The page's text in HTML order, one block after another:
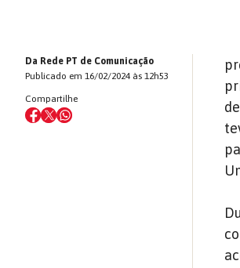
Da Rede PT de Comunicação
Publicado em 16/02/2024 às 12h53
Compartilhe